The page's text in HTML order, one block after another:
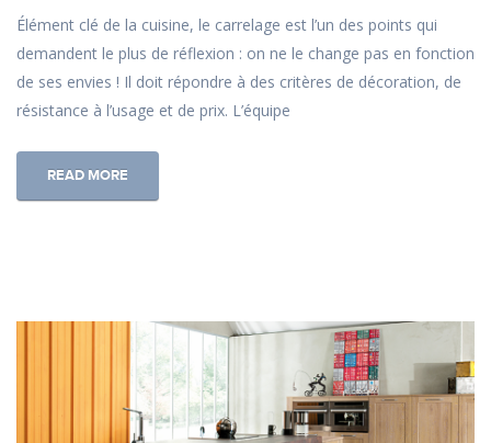
Élément clé de la cuisine, le carrelage est l’un des points qui
demandent le plus de réflexion : on ne le change pas en fonction
de ses envies ! Il doit répondre à des critères de décoration, de
résistance à l’usage et de prix. L’équipe
READ MORE